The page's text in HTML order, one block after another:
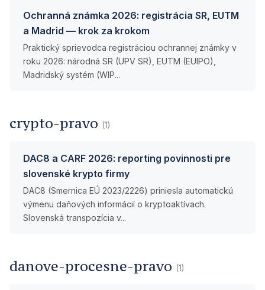
Ochranná známka 2026: registrácia SR, EUTM
a Madrid — krok za krokom
Praktický sprievodca registráciou ochrannej známky v
roku 2026: národná SR (UPV SR), EUTM (EUIPO),
Madridský systém (WIP...
crypto-pravo (1)
DAC8 a CARF 2026: reporting povinnosti pre
slovenské krypto firmy
DAC8 (Smernica EÚ 2023/2226) priniesla automatickú
výmenu daňových informácií o kryptoaktívach.
Slovenská transpozícia v...
danove-procesne-pravo (1)